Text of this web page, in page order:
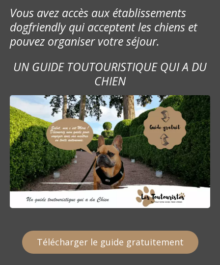
Vous avez accès aux établissements
dogfriendly qui acceptent les chiens et
pouvez organiser votre séjour.
UN GUIDE TOUTOURISTIQUE QUI A DU
CHIEN
Télécharger le guide gratuitement